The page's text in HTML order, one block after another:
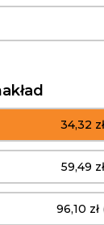
34,32
59,49
96,10 zł